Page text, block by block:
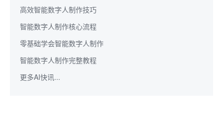
高效智能数字人制作技巧
智能数字人制作核心流程
零基础学会智能数字人制作
智能数字人制作完整教程
更多AI快讯...